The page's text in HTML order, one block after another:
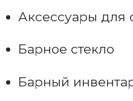
Аксессуары для
Барное стекло
Барный